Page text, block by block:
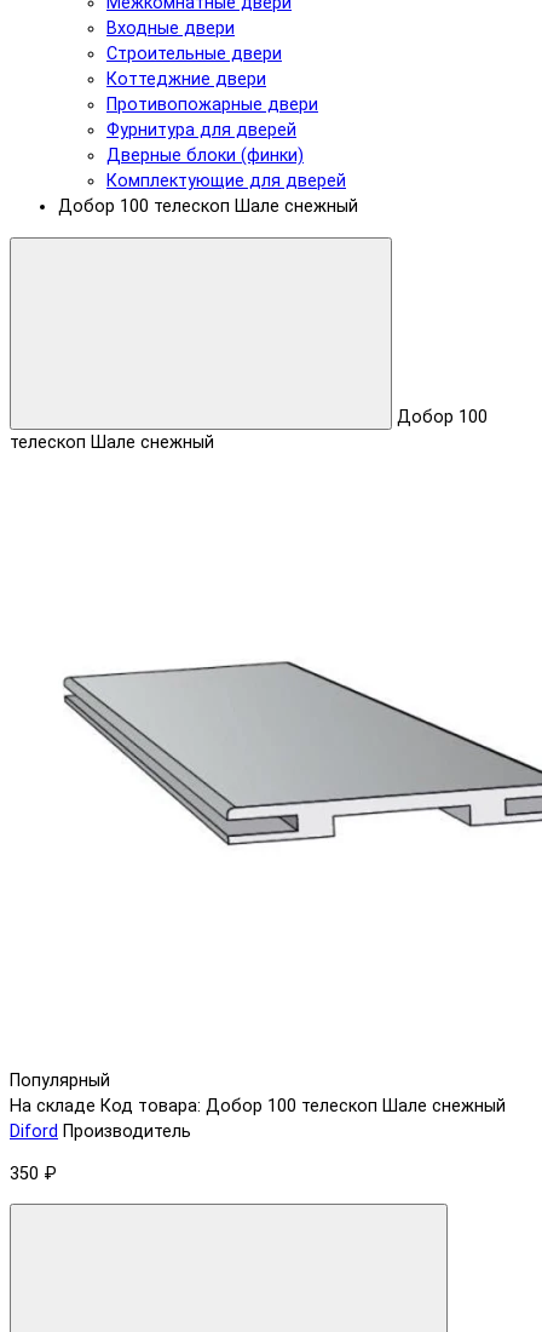
Входные двери
Строительные двери
Коттеджние двери
Противопожарные двери
Фурнитура для дверей
Дверные блоки (финки)
Комплектующие для дверей
Добор 100 телескоп Шале снежный
Добор 100
телескоп Шале снежный
Популярный
На складе Код товара: Добор 100 телескоп Шале снежный
Diford Производитель
350 ₽